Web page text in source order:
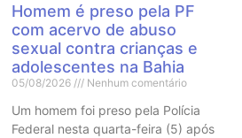
Homem é preso pela PF
com acervo de abuso
sexual contra crianças e
adolescentes na Bahia
05/08/2026 Nenhum comentário
Um homem foi preso pela Polícia
Federal nesta quarta-feira (5) após